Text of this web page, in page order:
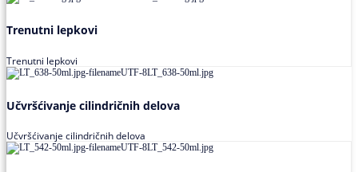
Trenutni lepkovi
Trenutni lepkovi
Učvršćivanje cilindričnih delova
Učvršćivanje cilindričnih delova